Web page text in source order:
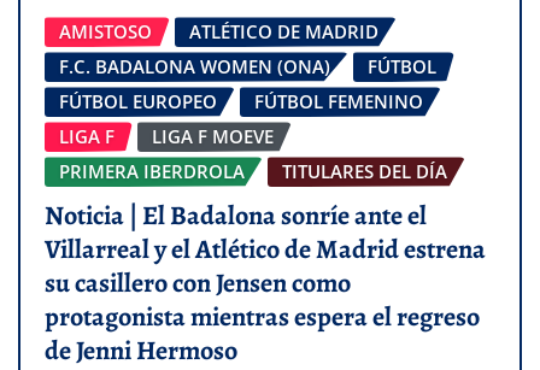
AMISTOSO
ATLÉTICO DE MADRID
F.C. BADALONA WOMEN (ONA)
FÚTBOL
FÚTBOL EUROPEO
FÚTBOL FEMENINO
LIGA F
LIGA F MOEVE
PRIMERA IBERDROLA
TITULARES DEL DÍA
Noticia | El Badalona sonríe ante el
Villarreal y el Atlético de Madrid estrena
su casillero con Jensen como
protagonista mientras espera el regreso
de Jenni Hermoso